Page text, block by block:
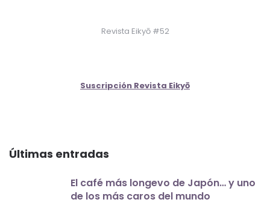
Revista Eikyō #52
Suscripción Revista Eikyō
Últimas entradas
El café más longevo de Japón… y uno
de los más caros del mundo